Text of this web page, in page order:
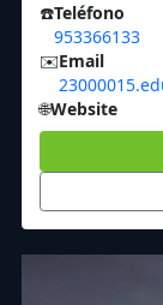
☎️Teléfono
953366133
✉️Email
🌐Website